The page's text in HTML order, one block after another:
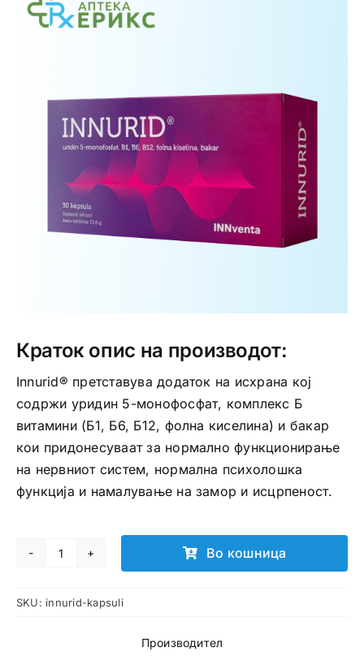
Лична хигиена
Медицински апрати
Краток опис на производот:
Innurid® претставува додаток на исхрана кој
содржи уридин 5-монофосфат, комплекс Б
витамини (Б1, Б6, Б12, фолна киселина) и бакар
кои придонесуваат за нормално функционирање
на нервниот систем, нормална психолошка
функција и намалување на замор и исцрпеност.
INNURID
количина
Во кошница
SKU: innurid-kapsuli
Производител